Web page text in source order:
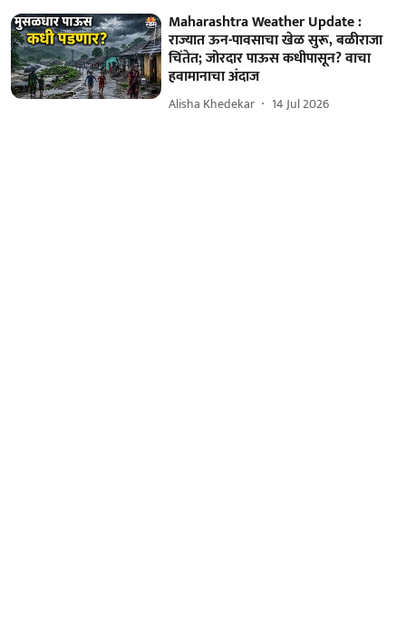
Maharashtra Weather Update :
राज्यात ऊन-पावसाचा खेळ सुरू, बळीराजा
चिंतेत; जोरदार पाऊस कधीपासून? वाचा
हवामानाचा अंदाज
Alisha Khedekar 14 Jul 2026